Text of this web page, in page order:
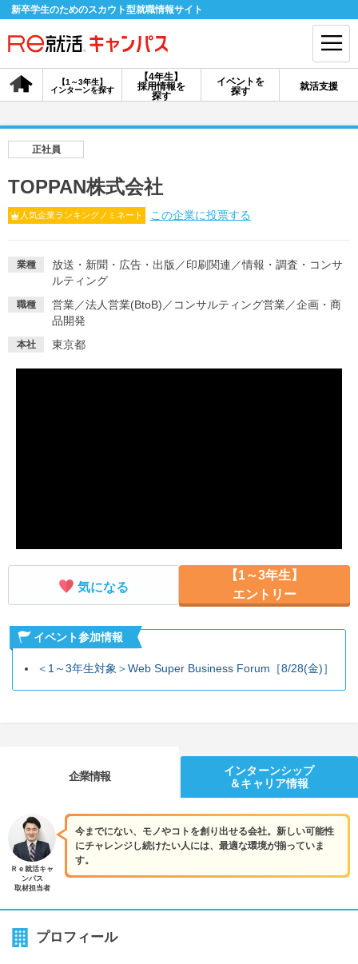
新卒学生のためのスカウト型就職情報サイト
【4年生】
採用情報を
探す
【1～3年生】
インターンを探す
イベントを
探す
就活支援
会員登録 ログイン
就活ノウハウ・サポート
正社員
TOPPAN株式会社
人気企業ランキングノミネート この企業に投票する
業種 放送・新聞・広告・出版 ／印刷関連 ／情報・調査・コンサ
ルティング
職種 営業／法人営業(BtoB) ／ コンサルティング営業／企画・商
品開発
本社 東京都
気になる
【1～3年生】
エントリー
イベント参加情報
＜1～3年生対象＞Web Super Business Forum［8/28(金)］
企業情報
インターンシップ
＆キャリア情報
今までにない、モノやコトを創り出せる会社。新しい可能性
にチャレンジし続けたい人には、最適な環境が揃っていま
す。
Ｒｅ就活キャ
ンパス
取材担当者
プロフィール